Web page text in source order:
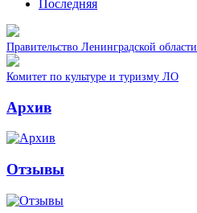
Последняя
Правительство Ленинградской области
Комитет по культуре и туризму ЛО
Архив
Отзывы